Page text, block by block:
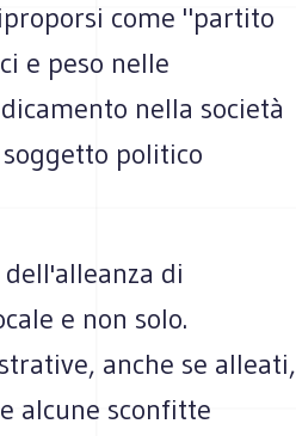
come "partito
e peso nelle
nella società
politico
di
e non solo.
anche se alleati,
alcune sconfitte